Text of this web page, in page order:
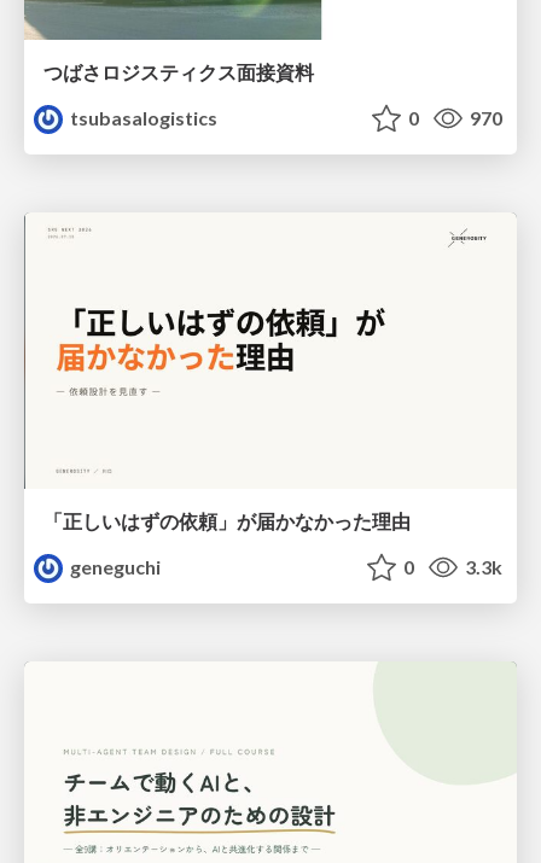
つばさロジスティクス面接資料
tsubasalogistics
0 970
「正しいはずの依頼」が届かなかった理由
geneguchi
0 3.3k